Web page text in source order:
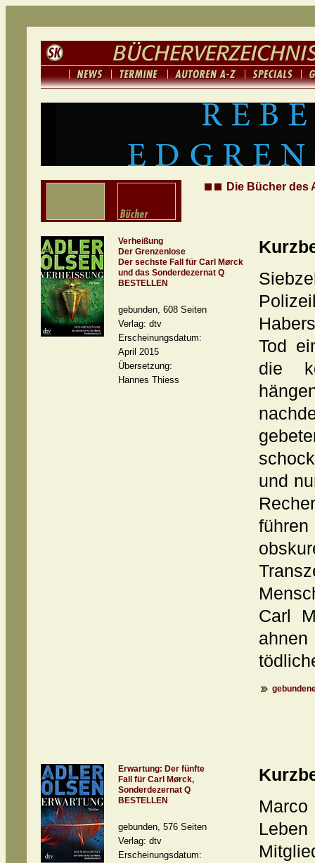
Die Bücher des
Verheißung
Der Grenzenlose
Der sechste Fall für Carl Mørck
und das Sonderdezernat Q
BESTELLEN
gebunden, 608 Seiten
Verlag: dtv
Erscheinungsdatum:
April 2015
Übersetzung:
Hannes Thiess
Tod
die
und
Carl
Erwartung: Der fünfte
Fall für Carl Mørck,
Sonderdezernat Q
BESTELLEN
gebunden, 576 Seiten
Verlag: dtv
Erscheinungsdatum: